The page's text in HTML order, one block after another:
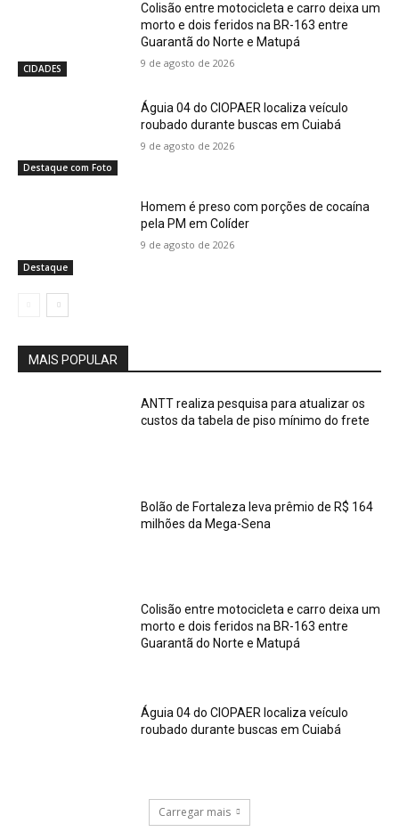
CIDADES
Colisão entre motocicleta e carro deixa um
morto e dois feridos na BR-163 entre
Guarantã do Norte e Matupá
9 de agosto de 2026
Destaque com Foto
Águia 04 do CIOPAER localiza veículo
roubado durante buscas em Cuiabá
9 de agosto de 2026
Destaque
Homem é preso com porções de cocaína
pela PM em Colíder
9 de agosto de 2026
MAIS POPULAR
ANTT realiza pesquisa para atualizar os
custos da tabela de piso mínimo do frete
Bolão de Fortaleza leva prêmio de R$ 164
milhões da Mega-Sena
Colisão entre motocicleta e carro deixa um
morto e dois feridos na BR-163 entre
Guarantã do Norte e Matupá
Águia 04 do CIOPAER localiza veículo
roubado durante buscas em Cuiabá
Carregar mais